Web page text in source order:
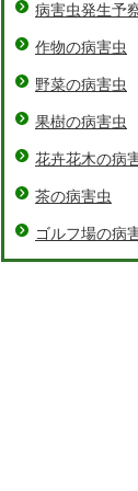
病害虫発生予
作物の病害虫
野菜の病害虫
果樹の病害虫
花卉花木の病
茶の病害虫
ゴルフ場の病